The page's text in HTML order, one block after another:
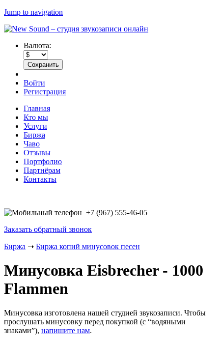
Jump to navigation
Валюта:
Войти
Регистрация
Главная
Кто мы
Услуги
Биржа
Чаво
Отзывы
Портфолио
Партнёрам
Контакты
+7 (967) 555-46-05
Заказать обратный звонок
Биржа ➝ Биржа копий минусовок песен
Минусовка Eisbrecher - 1000
Flammen
Минусовка изготовлена нашей студией звукозаписи. Чтобы
прослушать минусовку перед покупкой (с “водяными
знаками”), напишите нам.